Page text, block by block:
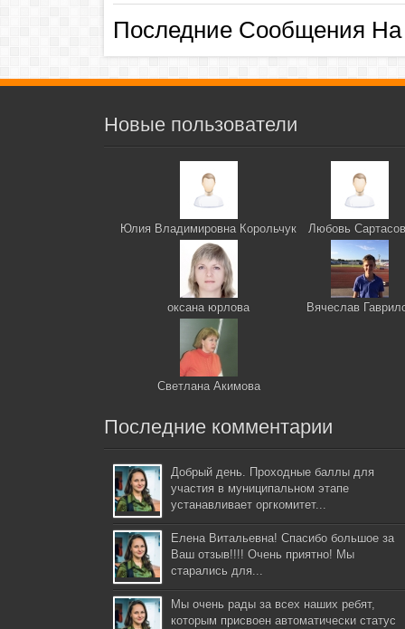
Последние Сообщения
Новые пользователи
Юлия Владимировна Корольчук Любовь
оксана юрлова Вячеслав
Светлана Акимова
Последние комментарии
Добрый день. Проходные баллы для
участия в муниципальном этапе
устанавливает оргкомитет...
Елена Витальевна! Спасибо большое за
Ваш отзыв!!!! Очень приятно! Мы
старались для...
Мы очень рады за всех наших ребят,
которым присвоен автоматически статус